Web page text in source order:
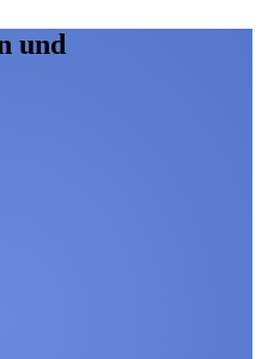
und